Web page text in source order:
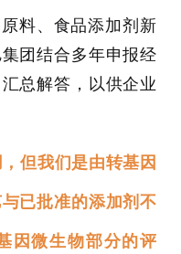
料、食品添加剂新
团结合多年申报经
总解答，以供企业
但我们是由转基因
已批准的添加剂不
因微生物部分的评